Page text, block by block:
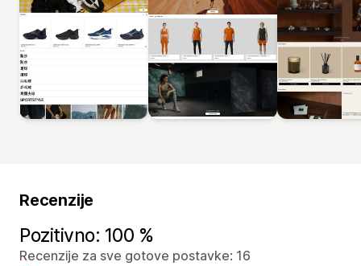
Recenzije
Pozitivno: 100 %
Recenzije za sve gotove postavke: 16